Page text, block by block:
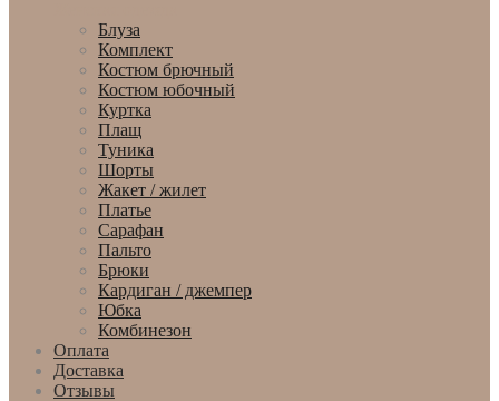
Блуза
Комплект
Костюм брючный
Костюм юбочный
Куртка
Плащ
Туника
Шорты
Жакет / жилет
Платье
Сарафан
Пальто
Брюки
Кардиган / джемпер
Юбка
Комбинезон
Оплата
Доставка
Отзывы